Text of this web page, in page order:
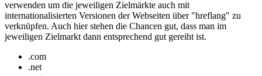
verwenden um die jeweiligen Zielmärkte auch mit
internationalisierten Versionen der Webseiten über "hreflang" zu
verknüpfen. Auch hier stehen die Chancen gut, dass man im
jeweiligen Zielmarkt dann entsprechend gut gereiht ist.
.com
.net